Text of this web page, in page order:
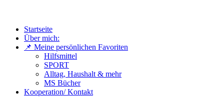
Startseite
Über mich:
📌 Meine persönlichen Favoriten
Hilfsmittel
SPORT
Alltag, Haushalt & mehr
MS Bücher
Kooperation/ Kontakt